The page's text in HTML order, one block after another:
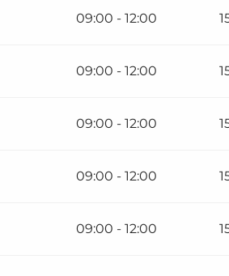
09:00 - 12:00
09:00 - 12:00
09:00 - 12:00
09:00 - 12:00
09:00 - 12:00